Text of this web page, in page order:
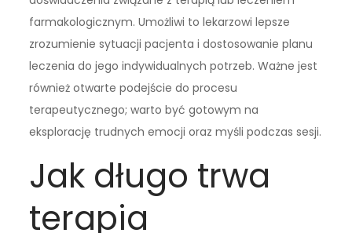
farmakologicznym. Umożliwi to lekarzowi lepsze
zrozumienie sytuacji pacjenta i dostosowanie planu
leczenia do jego indywidualnych potrzeb. Ważne jest
również otwarte podejście do procesu
terapeutycznego; warto być gotowym na
eksplorację trudnych emocji oraz myśli podczas sesji.
Jak długo trwa
terapia